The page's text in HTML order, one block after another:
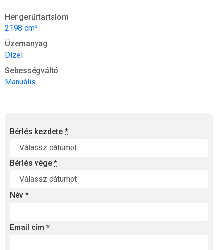
Hengerűrtartalom
2198 cm³
Üzemanyag
Dízel
Sebességváltó
Manuális
Bérlés kezdete *
Bérlés vége *
Név *
Email cím *